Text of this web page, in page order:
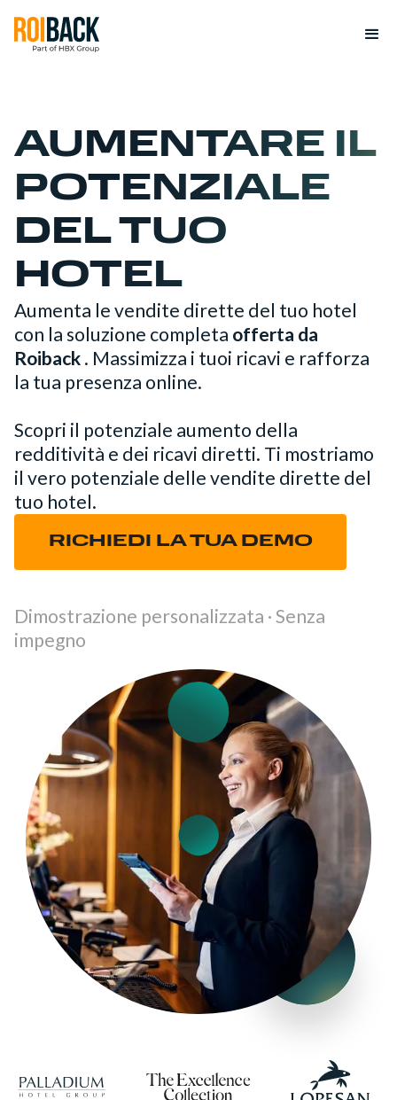
AUMENTARE IL
POTENZIALE
DEL TUO
HOTEL
Aumenta le vendite dirette del tuo hotel
con la soluzione completa offerta da
Roiback. Massimizza i tuoi ricavi e rafforza
la tua presenza online.
Scopri il potenziale aumento della
redditività e dei ricavi diretti. Ti mostriamo
il vero potenziale delle vendite dirette del
tuo hotel.
RICHIEDI LA TUA DEMO
Dimostrazione personalizzata · Senza
impegno